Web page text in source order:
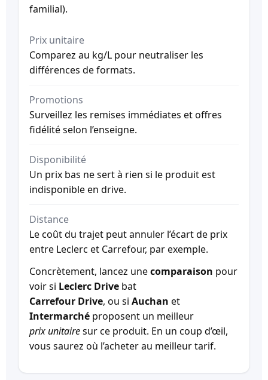
familial).
Prix unitaire
Comparez au kg/L pour neutraliser les
différences de formats.
Promotions
Surveillez les remises immédiates et offres
fidélité selon l’enseigne.
Disponibilité
Un prix bas ne sert à rien si le produit est
indisponible en drive.
Distance
Le coût du trajet peut annuler l’écart de prix
entre Leclerc et Carrefour, par exemple.
Concrètement, lancez unecomparaison pour
voir si Leclerc Drive bat
Carrefour Drive, ou si Auchan et
Intermarché proposent un meilleur
prix unitairesur ce produit. En un coup d’œil,
vous saurez où l’acheter au meilleur tarif.